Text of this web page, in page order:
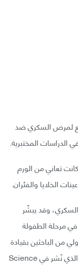
لمرض السكري ضد
الدراسات المختبرية.
تعاني من الورم
الخلايا والفئران.
وقد يبشّر
في مرحلة الطفولة
من الباحثين بقيادة
مركز روجل للسرطان التابع لجامعة ميتشيغان، الذي نًشر في Science